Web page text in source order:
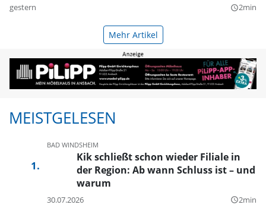
gestern query_builder2min
Mehr Artikel
MEISTGELESEN
BAD WINDSHEIM
Kik schließt schon wieder Filiale in
der Region: Ab wann Schluss ist – und
warum
30.07.2026 query_builder2min